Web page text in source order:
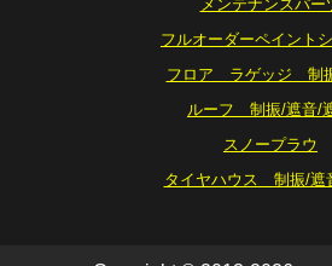
メンテナンスパー
フルオーダーペイント
フロア ラゲッジ 制
ルーフ 制振/遮音/
スノープラウ
タイヤハウス 制振/遮